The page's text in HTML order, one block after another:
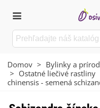
Domov > Bylinky a
> Ostatné liečivé rastliny
chinensis - semená